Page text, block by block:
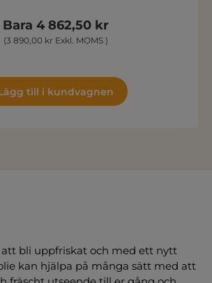
Bara 4 862,50 kr
(3 890,00 kr Exkl. MOMS )
till i kundvagnen
att bli uppfriskat och med ett nytt
kan hjälpa på många sätt med att